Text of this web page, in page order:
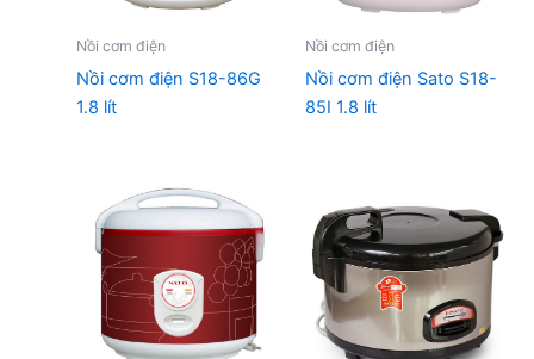
Nồi cơm điện
Nồi cơm điện S18-86G
1.8 lít
Nồi cơm điện
Nồi cơm điện Sato S18-
85I 1.8 lít